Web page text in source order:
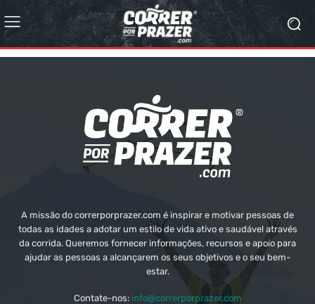
A missão do correrporprazer.com é inspirar e motivar pessoas de
todas as idades a adotar um estilo de vida ativo e saudável através
da corrida. Queremos fornecer informações, recursos e apoio para
ajudar as pessoas a alcançarem os seus objetivos e o seu bem-
estar.
Contate-nos: info@correrporprazer.com